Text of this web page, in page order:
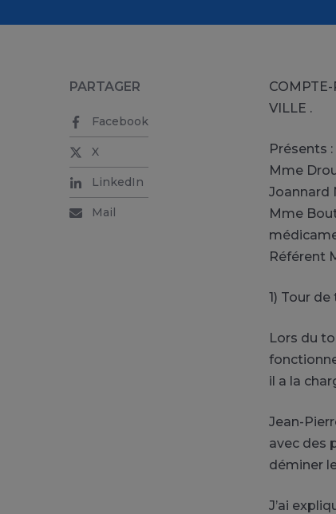
VILLE .
Présents :
Mme
Joannard
Mme
Référent
1) Tour
Lors du
il a la
Jean-
avec des
déminer
J’ai
PARTAGER
Facebook
X
LinkedIn
Mail